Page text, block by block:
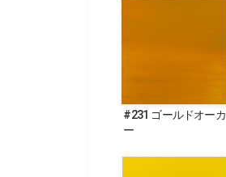
#231 ゴールドオーカ
ー